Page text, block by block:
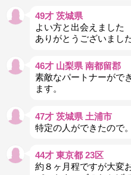
49才 茨城県
よい方と出会えました
ありがとうございまし
46才 山梨県 南都留郡
素敵なパートナーがで
ます。
47才 茨城県 土浦市
特定の人ができたので。
44才 東京都 23区
約８ヶ月程ですが大変